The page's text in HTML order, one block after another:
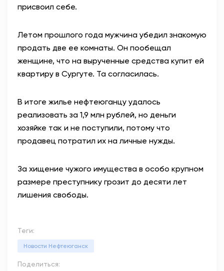
присвоил себе.
Летом прошлого года мужчина убедил знакомую
продать две ее комнаты. Он пообещал
женщине, что на вырученные средства купит ей
квартиру в Сургуте. Та согласилась.
В итоге жилье нефтеюганцу удалось
реализовать за 1,9 млн рублей, но деньги
хозяйке так и не поступили, потому что
продавец потратил их на личные нужды.
За хищение чужого имущества в особо крупном
размере преступнику грозит до десяти лет
лишения свободы.
Теги:
Новости Нефтеюганск
Поделиться: